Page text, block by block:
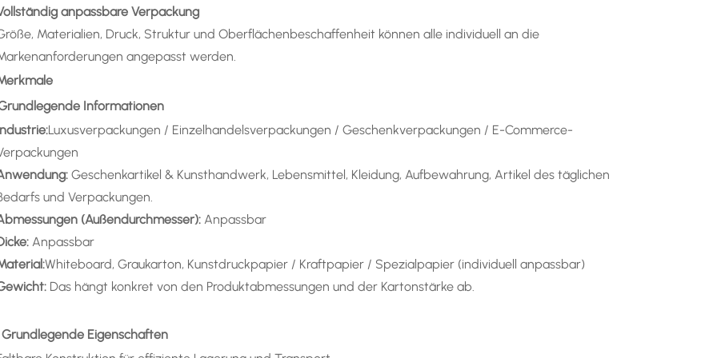
anpassbare Verpackung
Materialien, Druck, Struktur und Oberflächenbeschaffenheit können alle individuell an die
angepasst werden.
Grundlegende Informationen
Luxusverpackungen / Einzelhandelsverpackungen / Geschenkverpackungen / E-Commerce-
: Geschenkartikel & Kunsthandwerk, Lebensmittel, Kleidung, Aufbewahrung, Artikel des täglichen
und Verpackungen.
(Außendurchmesser): Anpassbar
Anpassbar
Whiteboard, Graukarton, Kunstdruckpapier / Kraftpapier / Spezialpapier (individuell anpassbar)
Das hängt konkret von den Produktabmessungen und der Kartonstärke ab.
Grundlegende Eigenschaften